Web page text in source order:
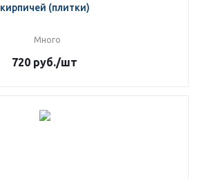
кирпичей (плитки)
Много
720 руб./шт